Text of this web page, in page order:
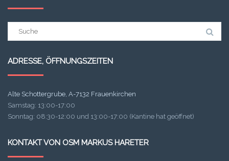
Suchergebnis
ADRESSE, ÖFFNUNGSZEITEN
Alte Schottergrube, A-7132 Frauenkirchen
Samstag: 13:00-17:00
Sonntag: 08:30-12:00 und 13:00-17:00 (Kantine hat geöffnet)
KONTAKT VON OSM MARKUS HARETER